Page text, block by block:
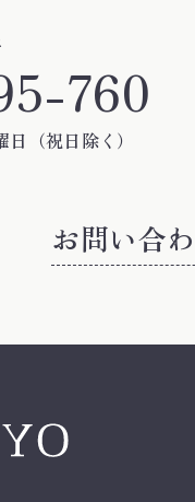
760
（祝日除く）
お問い合
お問い合